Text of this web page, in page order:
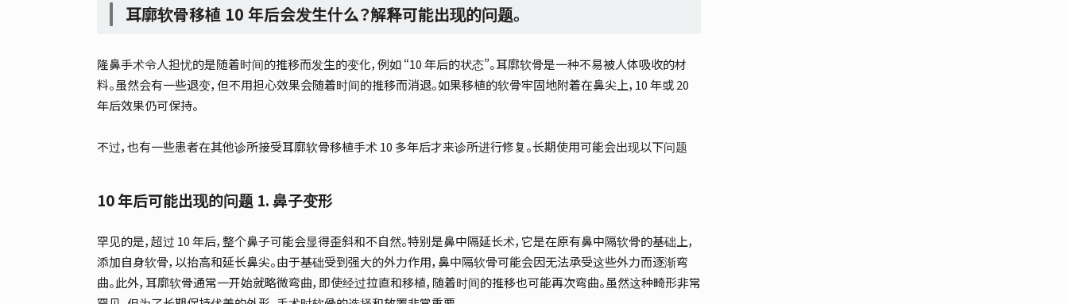
耳廓软骨移植 10 年后会发生什么？解释可能出现的问题。
隆鼻手术令人担忧的是随着时间的推移而发生的变化，例如 “10 年后的状态”。耳廓软骨是一种不易被人体吸收的材
料。虽然会有一些退变，但不用担心效果会随着时间的推移而消退。如果移植的软骨牢固地附着在鼻尖上，10 年或 20
年后效果仍可保持。
不过，也有一些患者在其他诊所接受耳廓软骨移植手术 10 多年后才来诊所进行修复。长期使用可能会出现以下问题
10 年后可能出现的问题 1. 鼻子变形
罕见的是，超过 10 年后，整个鼻子可能会显得歪斜和不自然。特别是鼻中隔延长术，它是在原有鼻中隔软骨的基础上，
添加自身软骨，以抬高和延长鼻尖。由于基础受到强大的外力作用，鼻中隔软骨可能会因无法承受这些外力而逐渐弯
曲。此外，耳廓软骨通常一开始就略微弯曲，即使经过拉直和移植，随着时间的推移也可能再次弯曲。虽然这种畸形非常